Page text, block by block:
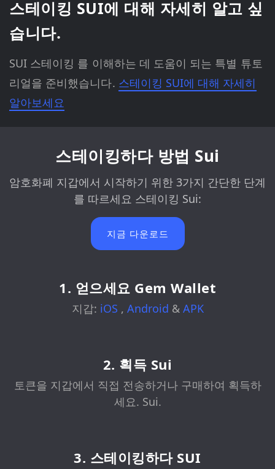
스테이킹 SUI에 대해 자세히 알고 싶
습니다.
SUI 스테이킹 를 이해하는 데 도움이 되는 특별 튜토
리얼을 준비했습니다. 스테이킹 SUI에 대해 자세히
알아보세요
스테이킹하다 방법 Sui
암호화폐 지갑에서 시작하기 위한 3가지 간단한 단계
를 따르세요 스테이킹 Sui:
지금 다운로드
1. 얻으세요 Gem Wallet
지갑: iOS , Android & APK
2. 획득 Sui
토큰을 지갑에서 직접 전송하거나 구매하여 획득하
세요. Sui.
3. 스테이킹하다 SUI